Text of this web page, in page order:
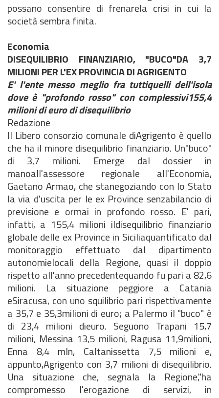
possano consentire di frenarela crisi in cui la
società sembra finita.
Economia
DISEQUILIBRIO FINANZIARIO, "BUCO"DA 3,7
MILIONI PER L'EX PROVINCIA DI AGRIGENTO
E' l'ente messo meglio fra tuttiquelli dell'isola
dove è "profondo rosso" con complessivi155,4
milioni di euro di disequilibrio
Redazione
Il Libero consorzio comunale diAgrigento è quello
che ha il minore disequilibrio finanziario. Un"buco"
di 3,7 milioni. Emerge dal dossier in
manoall'assessore regionale all'Economia,
Gaetano Armao, che stanegoziando con lo Stato
la via d'uscita per le ex Province senzabilancio di
previsione e ormai in profondo rosso. E' pari,
infatti, a 155,4 milioni ildisequilibrio finanziario
globale delle ex Province in Siciliaquantificato dal
monitoraggio effettuato dal dipartimento
autonomielocali della Regione, quasi il doppio
rispetto all'anno precedentequando fu pari a 82,6
milioni. La situazione peggiore a Catania
eSiracusa, con uno squilibrio pari rispettivamente
a 35,7 e 35,3milioni di euro; a Palermo il "buco" è
di 23,4 milioni dieuro. Seguono Trapani 15,7
milioni, Messina 13,5 milioni, Ragusa 11,9milioni,
Enna 8,4 mln, Caltanissetta 7,5 milioni e,
appunto,Agrigento con 3,7 milioni di disequilibrio.
Una situazione che, segnala la Regione,"ha
compromesso l'erogazione di servizi, in